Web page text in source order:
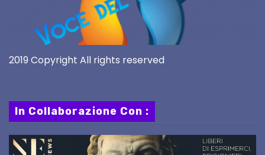
2019 Copyright All rights reserved
In Collaborazione Con :